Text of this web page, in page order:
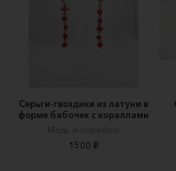
Серьги-гвоздики из латуни в
форме бабочек с кораллами
Медь и серебро
1500 ₽